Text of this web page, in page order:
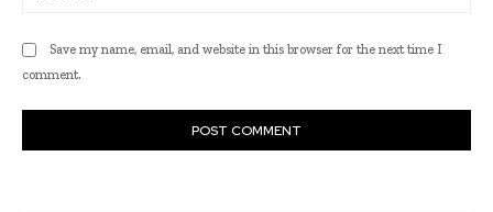
Save my name, email, and website in this browser for the next time I
comment.